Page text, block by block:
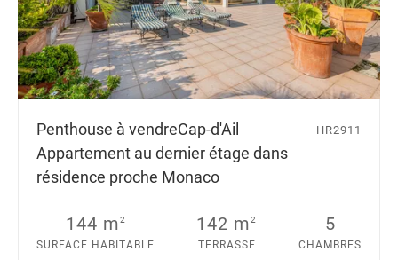
Penthouse à vendreCap-d'Ail
Appartement au dernier étage dans
résidence proche Monaco
HR2911
144 m2
SURFACE HABITABLE
142 m2
TERRASSE
5
CHAMBRES